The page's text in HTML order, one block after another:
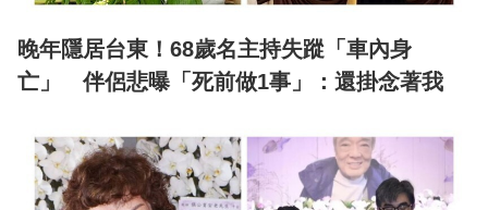
晚年隱居台東！68歲名主持失蹤「車內身
亡」 伴侶悲曝「死前做1事」：還掛念著我